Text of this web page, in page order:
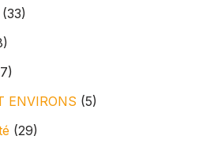
(33)
ENVIRONS (5)
(29)